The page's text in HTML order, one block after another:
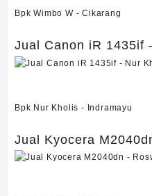
Bpk Wimbo W - Cikarang
Jual Canon iR 1435if
Bpk Nur Kholis - Indramayu
Jual Kyocera